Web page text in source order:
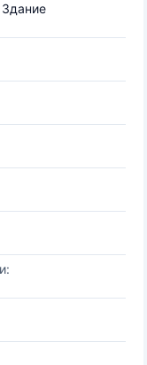
Здание